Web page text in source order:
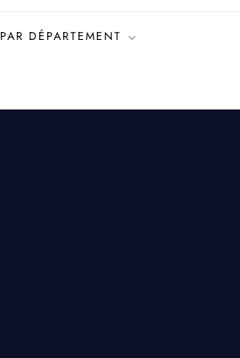
PAR DÉPARTEMENT